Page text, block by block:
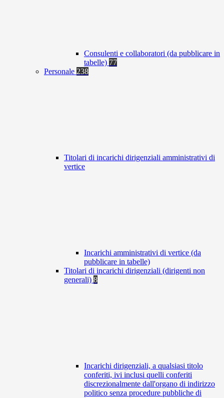
Consulenti e collaboratori (da pubblicare in
tabelle) 77
Personale 238
Titolari di incarichi dirigenziali amministrativi di
vertice
Incarichi amministrativi di vertice (da
pubblicare in tabelle)
Titolari di incarichi dirigenziali (dirigenti non
generali) 8
Incarichi dirigenziali, a qualsiasi titolo
conferiti, ivi inclusi quelli conferiti
discrezionalmente dall'organo di indirizzo
politico senza procedure pubbliche di